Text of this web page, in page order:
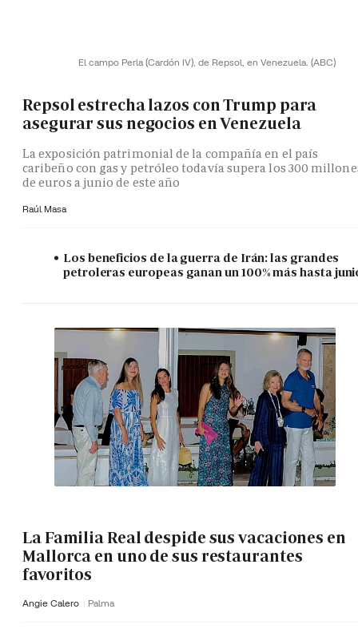
El campo Perla (Cardón IV), de Repsol, en Venezuela. (ABC)
Repsol estrecha lazos con Trump para
asegurar sus negocios en Venezuela
La exposición patrimonial de la compañía en el país
caribeño con gas y petróleo todavía supera los 300
de euros a junio de este año
Raúl Masa
Los beneficios de la guerra de Irán: las grandes
petroleras europeas ganan un 100% más hasta
La Familia Real despide sus vacaciones en
Mallorca en uno de sus restaurantes
favoritos
Angie Calero Palma